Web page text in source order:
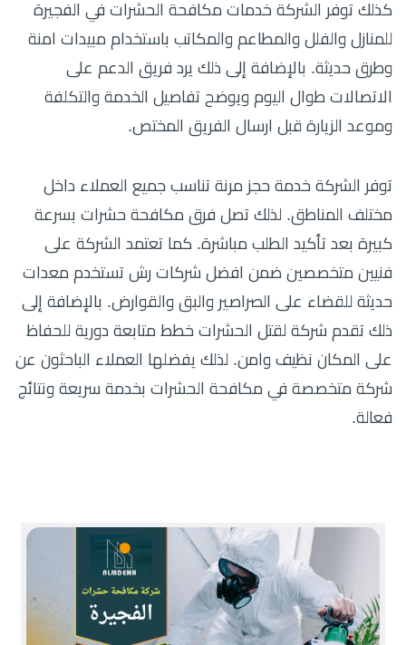
كذلك توفر الشركة خدمات مكافحة الحشرات في الفجيرة
للمنازل والفلل والمطاعم والمكاتب باستخدام مبيدات امنة
وطرق حديثة. بالإضافة إلى ذلك يرد فريق الدعم على
الاتصالات طوال اليوم ويوضح تفاصيل الخدمة والتكلفة
وموعد الزيارة قبل ارسال الفريق المختص.
توفر الشركة خدمة حجز مرنة تناسب جميع العملاء داخل
مختلف المناطق. لذلك تصل فرق مكافحة حشرات بسرعة
كبيرة بعد تأكيد الطلب مباشرة. كما تعتمد الشركة على
فنيين متخصصين ضمن افضل شركات رش تستخدم معدات
حديثة للقضاء على الصراصير والبق والقوارض. بالإضافة إلى
ذلك تقدم شركة لقتل الحشرات خطط متابعة دورية للحفاظ
على المكان نظيف وامن. لذلك يفضلها العملاء الباحثون عن
شركة متخصصة في مكافحة الحشرات بخدمة سريعة ونتائج
فعالة.